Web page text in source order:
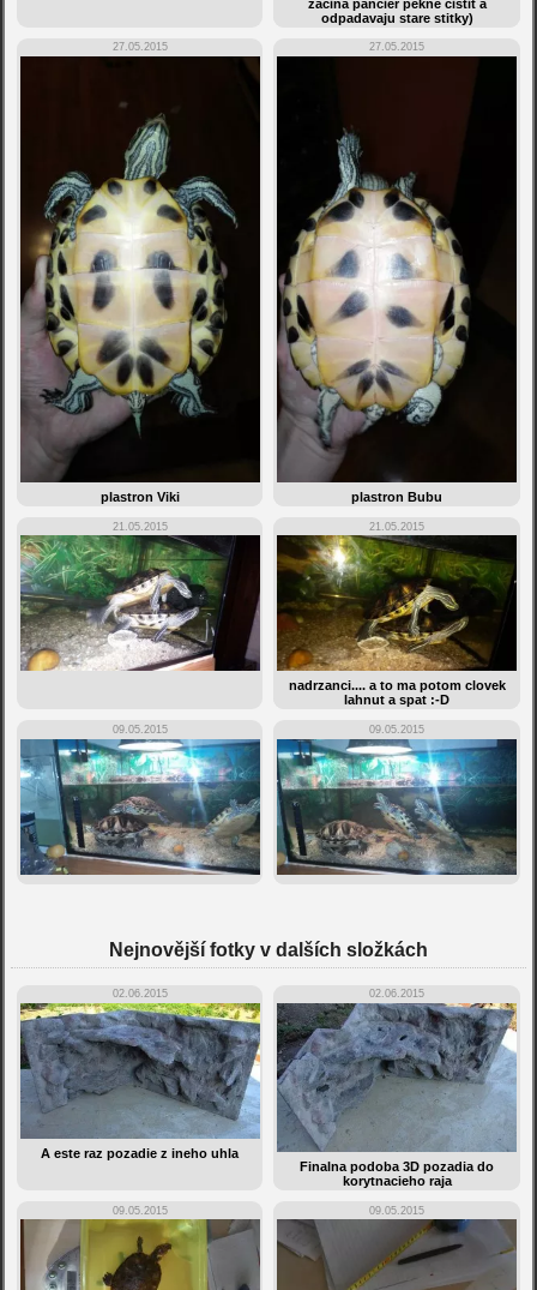
zacina pancier pekne cistit a
odpadavaju stare stitky)
27.05.2015
plastron Viki
27.05.2015
plastron Bubu
21.05.2015 21.05.2015
nadrzanci.... a to ma potom clovek
lahnut a spat :-D
09.05.2015 09.05.2015
Nejnovější fotky v dalších složkách
02.06.2015
A este raz pozadie z ineho uhla
02.06.2015
Finalna podoba 3D pozadia do
korytnacieho raja
09.05.2015 09.05.2015